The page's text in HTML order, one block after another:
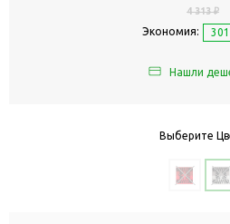
4 313 ₽
Экономия:
Нашли
Выберите